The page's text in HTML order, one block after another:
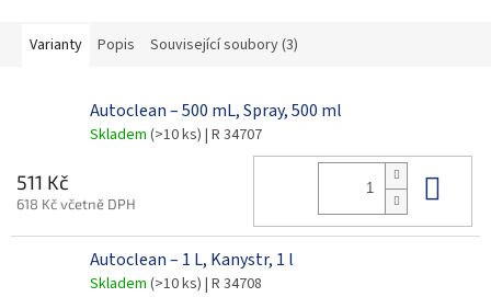
Varianty Popis Související soubory (3)
Autoclean – 500 mL, Spray, 500 ml
Skladem (>10 ks) | R 34707
511 Kč
618 Kč včetně DPH
Autoclean – 1 L, Kanystr, 1 l
Skladem (>10 ks) | R 34708